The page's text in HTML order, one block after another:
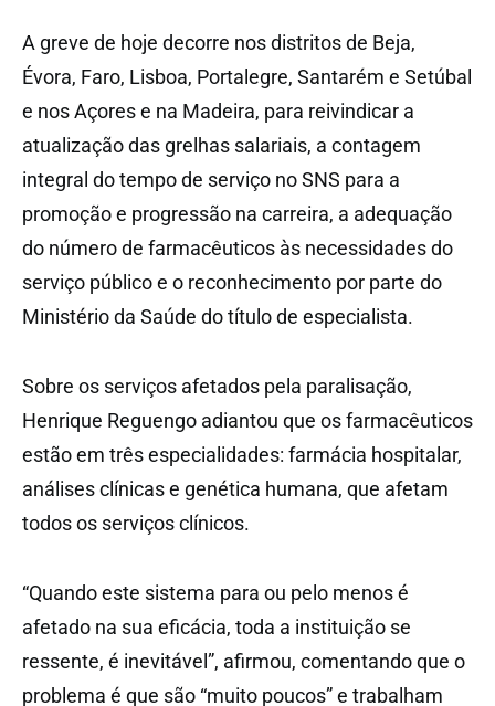
A greve de hoje decorre nos distritos de Beja,
Évora, Faro, Lisboa, Portalegre, Santarém e Setúbal
e nos Açores e na Madeira, para reivindicar a
atualização das grelhas salariais, a contagem
integral do tempo de serviço no SNS para a
promoção e progressão na carreira, a adequação
do número de farmacêuticos às necessidades do
serviço público e o reconhecimento por parte do
Ministério da Saúde do título de especialista.
Sobre os serviços afetados pela paralisação,
Henrique Reguengo adiantou que os farmacêuticos
estão em três especialidades: farmácia hospitalar,
análises clínicas e genética humana, que afetam
todos os serviços clínicos.
“Quando este sistema para ou pelo menos é
afetado na sua eficácia, toda a instituição se
ressente, é inevitável”, afirmou, comentando que o
problema é que são “muito poucos” e trabalham